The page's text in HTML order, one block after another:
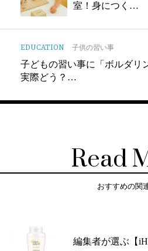
室！身につく…
EDUCATION 子供の習い事
子どもの習い事に「ボルダリ
実際どう？…
Read
おすすめの関
編集者が選ぶ【